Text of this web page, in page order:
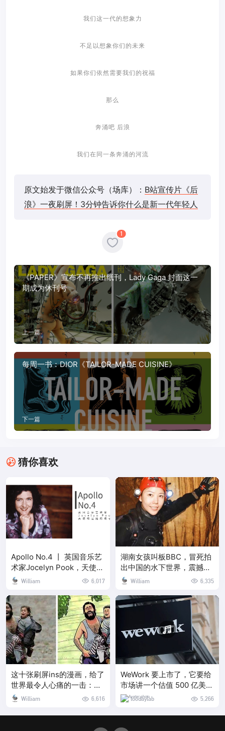
我们这一代的想象力
不足以想象你们的未来
如果你们依然需要我们的祝福
那么
奔涌吧 后浪
我们在同一条奔涌的河流
原文始发于微信公众号（场库）： B站宣传片《后
浪》一夜刷屏！3分钟告诉你什么是新一代年轻人
1
《PAPER》宣布不再推出纸刊，Lady Gaga 封面这一
期成为休刊号
上一篇
每周一书：DIOR《TAILOR-MADE CUISINE》
下一篇
猜你喜欢
Apollo No.4 丨 英国音乐艺
术家Jocelyn Pook，天使吻
过她的嗓子
William 6,017
湖南女孩叫板BBC，冒死拍
出中国的水下世界，震撼程
度爆表
William 6,335
这十张刷屏ins的漫画，给了
世界最令人心痛的一击：我
只想活着长大，我做错了什
William 6,616
WeWork 要上市了，它要给
市场讲一个估值 500 亿美元
的故事
toodaylab 5,266